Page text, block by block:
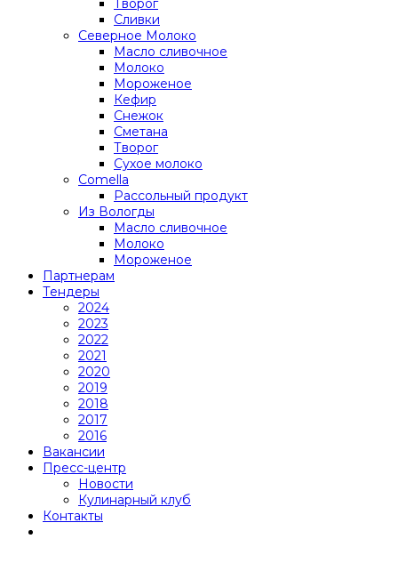
Творог
Сливки
Северное Молоко
Масло сливочное
Молоко
Мороженое
Кефир
Снежок
Сметана
Творог
Сухое молоко
Comеlla
Рассольный продукт
Из Вологды
Масло сливочное
Молоко
Мороженое
Партнерам
Тендеры
2024
2023
2022
2021
2020
2019
2018
2017
2016
Вакансии
Пресс-центр
Новости
Кулинарный клуб
Контакты